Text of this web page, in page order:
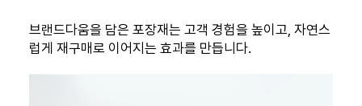
브랜드다움을 담은 포장재는 고객 경험을 높이고, 자연스
럽게 재구매로 이어지는 효과를 만듭니다.